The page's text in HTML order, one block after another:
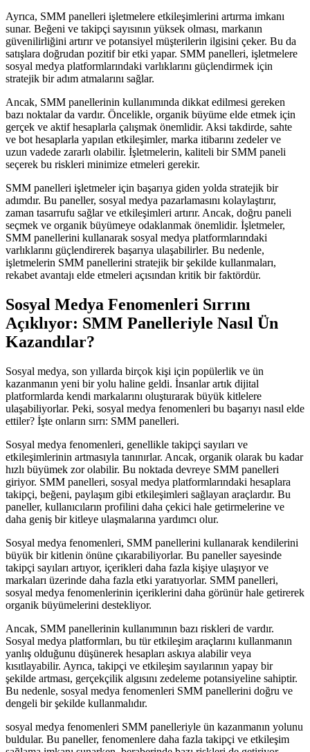
Ayrıca, SMM panelleri işletmelere etkileşimlerini artırma imkanı
sunar. Beğeni ve takipçi sayısının yüksek olması, markanın
güvenilirliğini artırır ve potansiyel müşterilerin ilgisini çeker. Bu da
satışlara doğrudan pozitif bir etki yapar. SMM panelleri, işletmelere
sosyal medya platformlarındaki varlıklarını güçlendirmek için
stratejik bir adım atmalarını sağlar.
Ancak, SMM panellerinin kullanımında dikkat edilmesi gereken
bazı noktalar da vardır. Öncelikle, organik büyüme elde etmek için
gerçek ve aktif hesaplarla çalışmak önemlidir. Aksi takdirde, sahte
ve bot hesaplarla yapılan etkileşimler, marka itibarını zedeler ve
uzun vadede zararlı olabilir. İşletmelerin, kaliteli bir SMM paneli
seçerek bu riskleri minimize etmeleri gerekir.
SMM panelleri işletmeler için başarıya giden yolda stratejik bir
adımdır. Bu paneller, sosyal medya pazarlamasını kolaylaştırır,
zaman tasarrufu sağlar ve etkileşimleri artırır. Ancak, doğru paneli
seçmek ve organik büyümeye odaklanmak önemlidir. İşletmeler,
SMM panellerini kullanarak sosyal medya platformlarındaki
varlıklarını güçlendirerek başarıya ulaşabilirler. Bu nedenle,
işletmelerin SMM panellerini stratejik bir şekilde kullanmaları,
rekabet avantajı elde etmeleri açısından kritik bir faktördür.
Sosyal Medya Fenomenleri Sırrını
Açıklıyor: SMM Panelleriyle Nasıl Ün
Kazandılar?
Sosyal medya, son yıllarda birçok kişi için popülerlik ve ün
kazanmanın yeni bir yolu haline geldi. İnsanlar artık dijital
platformlarda kendi markalarını oluşturarak büyük kitlelere
ulaşabiliyorlar. Peki, sosyal medya fenomenleri bu başarıyı nasıl elde
ettiler? İşte onların sırrı: SMM panelleri.
Sosyal medya fenomenleri, genellikle takipçi sayıları ve
etkileşimlerinin artmasıyla tanınırlar. Ancak, organik olarak bu kadar
hızlı büyümek zor olabilir. Bu noktada devreye SMM panelleri
giriyor. SMM panelleri, sosyal medya platformlarındaki hesaplara
takipçi, beğeni, paylaşım gibi etkileşimleri sağlayan araçlardır. Bu
paneller, kullanıcıların profilini daha çekici hale getirmelerine ve
daha geniş bir kitleye ulaşmalarına yardımcı olur.
Sosyal medya fenomenleri, SMM panellerini kullanarak kendilerini
büyük bir kitlenin önüne çıkarabiliyorlar. Bu paneller sayesinde
takipçi sayıları artıyor, içerikleri daha fazla kişiye ulaşıyor ve
markaları üzerinde daha fazla etki yaratıyorlar. SMM panelleri,
sosyal medya fenomenlerinin içeriklerini daha görünür hale getirerek
organik büyümelerini destekliyor.
Ancak, SMM panellerinin kullanımının bazı riskleri de vardır.
Sosyal medya platformları, bu tür etkileşim araçlarını kullanmanın
yanlış olduğunu düşünerek hesapları askıya alabilir veya
kısıtlayabilir. Ayrıca, takipçi ve etkileşim sayılarının yapay bir
şekilde artması, gerçekçilik algısını zedeleme potansiyeline sahiptir.
Bu nedenle, sosyal medya fenomenleri SMM panellerini doğru ve
dengeli bir şekilde kullanmalıdır.
sosyal medya fenomenleri SMM panelleriyle ün kazanmanın yolunu
buldular. Bu paneller, fenomenlere daha fazla takipçi ve etkileşim